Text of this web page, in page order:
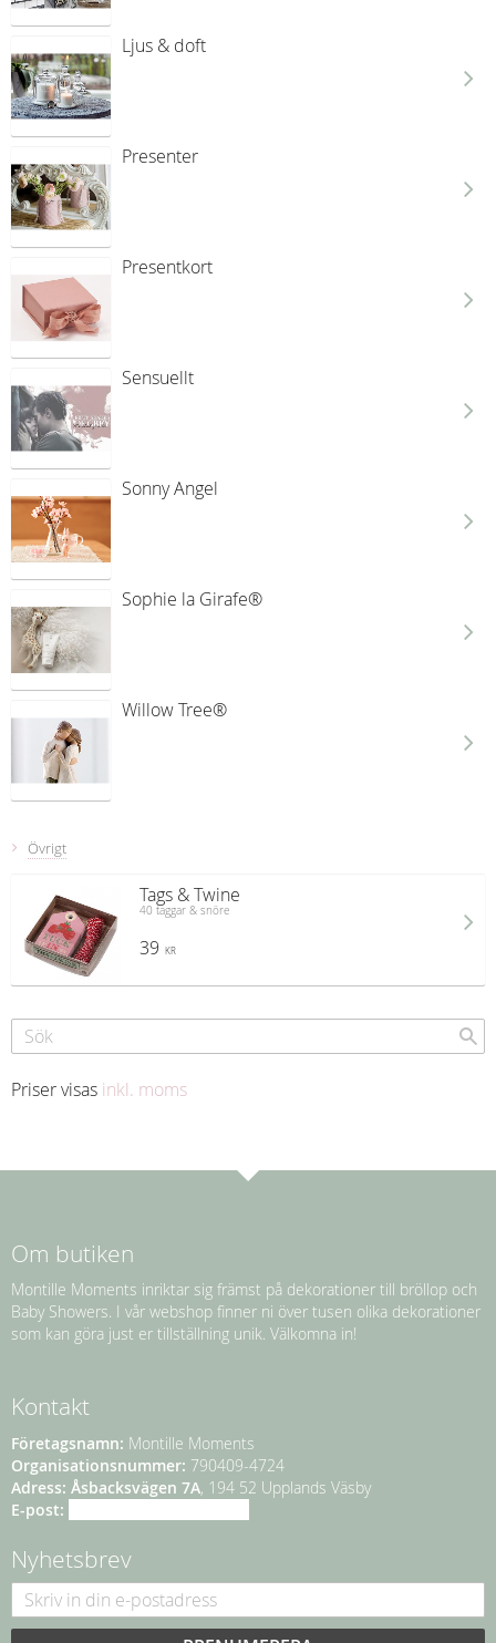
Ljus & doft
Presenter
Presentkort
Sensuellt
Sonny Angel
Sophie la Girafe®
Willow Tree®
Övrigt
Tags & Twine
40 taggar & snöre
39 KR
Priser visas inkl. moms
Om butiken
Montille Moments inriktar sig främst på dekorationer till bröllop och
Baby Showers. I vår webshop finner ni över tusen olika dekorationer
som kan göra just er tillställning unik. Välkomna in!
Kontakt
Företagsnamn: Montille Moments
Organisationsnummer: 790409-4724
Adress: Åsbacksvägen 7A, 194 52 Upplands Väsby
E-post:
Nyhetsbrev